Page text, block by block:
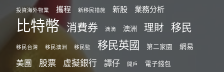
投資海外物業 攜程 新移民措施 新股 業務分析
比特幣 消費券 滴滴 澳洲 理財 移民
移民台灣 移民澳洲 移民監 移民英國 第二家園 網易
美團 股票 虛擬銀行 譚仔 開戶 電子錢包